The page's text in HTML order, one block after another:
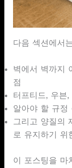
다음 섹션에서
벽에서 벽까지
점
터프티드, 우븐
알아야 할 규정
그리고 양질의
로 유지하기 위
이 포스팅을 마